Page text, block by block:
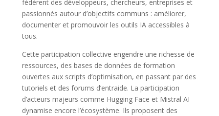
fédèrent des développeurs, chercheurs, entreprises et
passionnés autour d’objectifs communs : améliorer,
documenter et promouvoir les outils IA accessibles à
tous.
Cette participation collective engendre une richesse de
ressources, des bases de données de formation
ouvertes aux scripts d’optimisation, en passant par des
tutoriels et des forums d’entraide. La participation
d’acteurs majeurs comme Hugging Face et Mistral AI
dynamise encore l’écosystème. Ils proposent des